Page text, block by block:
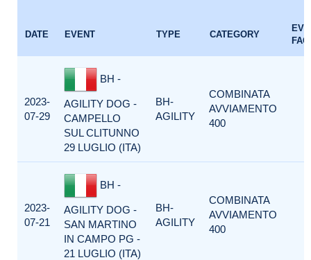
DATE EVENT TYPE CATEGORY
2023-
07-29
BH -
AGILITY DOG -
CAMPELLO
SUL CLITUNNO
29 LUGLIO (ITA)
BH-
AGILITY
COMBINATA
AVVIAMENTO
400
2023-
07-21
BH -
AGILITY DOG -
SAN MARTINO
IN CAMPO PG -
21 LUGLIO (ITA)
BH-
AGILITY
COMBINATA
AVVIAMENTO
400